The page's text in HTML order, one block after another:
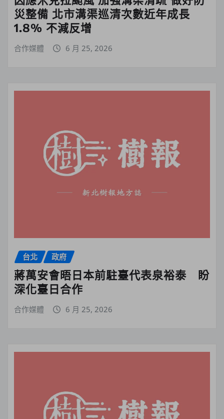
災整備 北市溝渠巡清次數近年成長
1.8% 不減反增
合作媒體 6 月 25, 2026
台北 政府
蔣萬安會晤日本前駐臺代表泉裕泰 盼
深化臺日合作
合作媒體 6 月 25, 2026